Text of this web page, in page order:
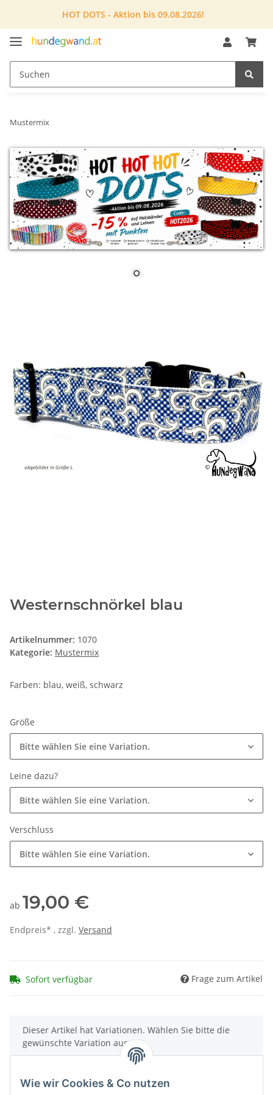
HOT DOTS - Aktion bis 09.08.2026!
Mustermix
Westernschnörkel blau
Artikelnummer: 1070
Kategorie: Mustermix
Farben: blau, weiß, schwarz
Größe
Bitte wählen Sie eine Variation.
Leine dazu?
Bitte wählen Sie eine Variation.
Verschluss
Bitte wählen Sie eine Variation.
ab 19,00 €
Endpreis* , zzgl. Versand
Sofort verfügbar Frage zum Artikel
x
Dieser Artikel hat Variationen. Wählen Sie bitte die
gewünschte Variation aus.
Wie wir Cookies & Co nutzen